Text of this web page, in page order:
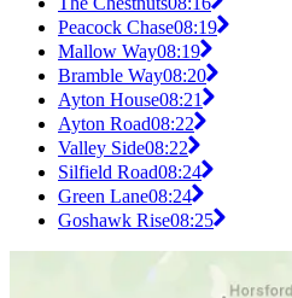
Peacock Chase08:19
Mallow Way08:19
Bramble Way08:20
Ayton House08:21
Ayton Road08:22
Valley Side08:22
Silfield Road08:24
Green Lane08:24
Goshawk Rise08:25